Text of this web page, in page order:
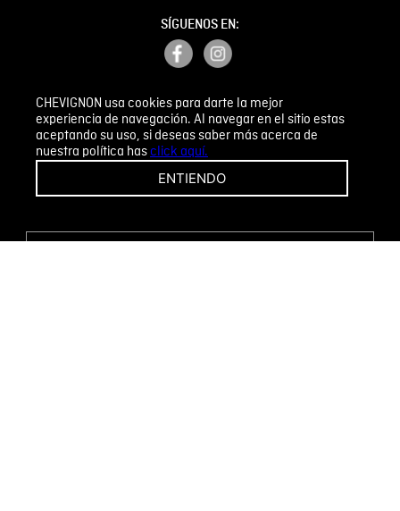
CHEVIGNON usa cookies para darte la mejor
experiencia de navegación. Al navegar en el sitio estas
aceptando su uso, si deseas saber más acerca de
nuestra política hasclick aquí.
ENTIENDO
SÍGUENOS EN:
PETICIONES, QUEJAS Y RECLAMOS
¡CAMBIOS Y DEVOLUCIONES FÁCILES!